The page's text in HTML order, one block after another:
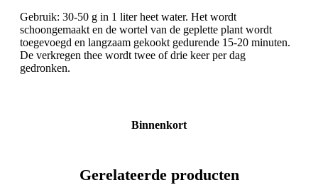
Gebruik: 30-50 g in 1 liter heet water. Het wordt
schoongemaakt en de wortel van de geplette plant wordt
toegevoegd en langzaam gekookt gedurende 15-20 minuten.
De verkregen thee wordt twee of drie keer per dag
gedronken.
Binnenkort
Gerelateerde producten